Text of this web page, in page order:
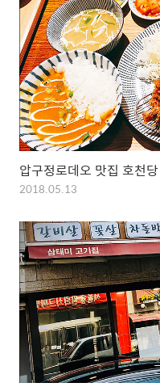
압구정로데오 맛집 호천
2018.05.13